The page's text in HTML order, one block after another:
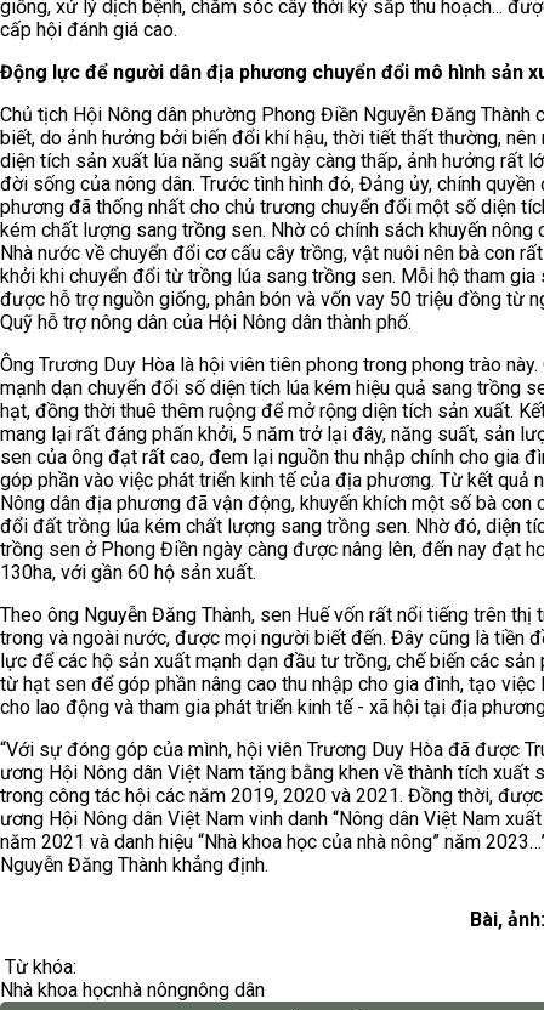
giống, xử lý dịch bệnh, chăm sóc cây thời kỳ sắp thu hoạch...
cấp hội đánh giá cao.
Động lực để người dân địa phương chuyển đổi mô hình sản
Chủ tịch Hội Nông dân phường Phong Điền Nguyễn Đăng Thành
biết, do ảnh hưởng bởi biến đổi khí hậu, thời tiết thất thường, nên
diện tích sản xuất lúa năng suất ngày càng thấp, ảnh hưởng rất
đời sống của nông dân. Trước tình hình đó, Đảng ủy, chính quyền
phương đã thống nhất cho chủ trương chuyển đổi một số diện
kém chất lượng sang trồng sen. Nhờ có chính sách khuyến nông
Nhà nước về chuyển đổi cơ cấu cây trồng, vật nuôi nên bà con
khởi khi chuyển đổi từ trồng lúa sang trồng sen. Mỗi hộ tham gia
được hỗ trợ nguồn giống, phân bón và vốn vay 50 triệu đồng từ
Quỹ hỗ trợ nông dân của Hội Nông dân thành phố.
Ông Trương Duy Hòa là hội viên tiên phong trong phong trào này.
mạnh dạn chuyển đổi số diện tích lúa kém hiệu quả sang trồng
hạt, đồng thời thuê thêm ruộng để mở rộng diện tích sản xuất.
mang lại rất đáng phấn khởi, 5 năm trở lại đây, năng suất, sản
sen của ông đạt rất cao, đem lại nguồn thu nhập chính cho gia
góp phần vào việc phát triển kinh tế của địa phương. Từ kết quả
Nông dân địa phương đã vận động, khuyến khích một số bà con
đổi đất trồng lúa kém chất lượng sang trồng sen. Nhờ đó, diện
trồng sen ở Phong Điền ngày càng được nâng lên, đến nay đạt
130ha, với gần 60 hộ sản xuất.
Theo ông Nguyễn Đăng Thành, sen Huế vốn rất nổi tiếng trên thị
trong và ngoài nước, được mọi người biết đến. Đây cũng là tiền
lực để các hộ sản xuất mạnh dạn đầu tư trồng, chế biến các sản
từ hạt sen để góp phần nâng cao thu nhập cho gia đình, tạo việc
cho lao động và tham gia phát triển kinh tế - xã hội tại địa
“Với sự đóng góp của mình, hội viên Trương Duy Hòa đã được
ương Hội Nông dân Việt Nam tặng bằng khen về thành tích xuất
trong công tác hội các năm 2019, 2020 và 2021. Đồng thời, được
ương Hội Nông dân Việt Nam vinh danh “Nông dân Việt Nam
năm 2021 và danh hiệu “Nhà khoa học của nhà nông” năm
Nguyễn Đăng Thành khẳng định.
Bài,
Từ khóa:
Nhà khoa họcnhà nôngnông dân